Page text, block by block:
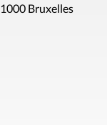
1000 Bruxelles